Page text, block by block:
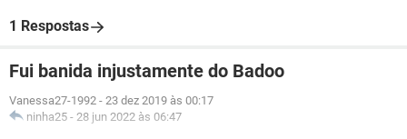
1 Respostas
Fui banida injustamente do Badoo
Vanessa27-1992 - 23 dez 2019 às 00:17
ninha25 - 28 jun 2022 às 06:47